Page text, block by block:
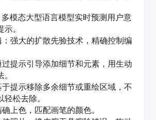
模态大型语言模型实时预测用户意
。
强大的扩散先验技术，精确控制编
提示引导添加细节和元素，用生动
提示移除多余细节或重绘区域，不
松去除。
上色，匹配画笔的颜色。